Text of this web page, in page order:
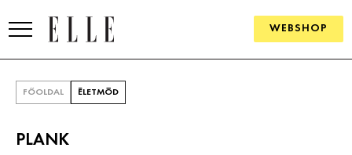
WEBSHOP
FŐOLDAL ÉLETMÓD
PLANK